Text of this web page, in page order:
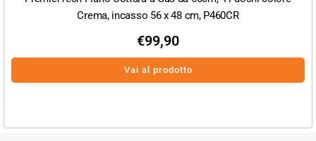
Crema, incasso 56 x 48 cm, P460CR
€99,90
Vai al prodotto